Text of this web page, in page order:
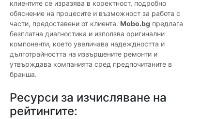
клиентите се изразява в коректност, подробно
обяснение на процесите и възможност за работа с
части, предоставени от клиента. Mobo.bg предлага
безплатна диагностика и използва оригинални
компоненти, което увеличава надеждността и
дълготрайността на извършените ремонти и
утвърждава компанията сред предпочитаните в
бранша.
Ресурси за изчисляване на
рейтингите: